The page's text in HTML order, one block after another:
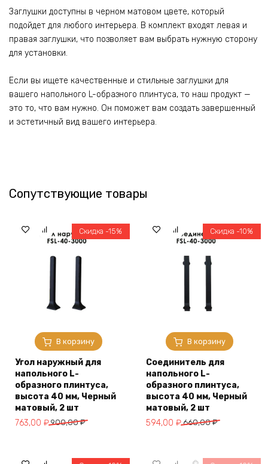
Заглушки доступны в черном матовом цвете, который
подойдет для любого интерьера. В комплект входят левая и
правая заглушки, что позволяет вам выбрать нужную сторону
для установки.
Если вы ищете качественные и стильные заглушки для
вашего напольного L-образного плинтуса, то наш продукт —
это то, что вам нужно. Он поможет вам создать завершенный
и эстетичный вид вашего интерьера.
Сопутствующие товары
В корзину
Скидка -15%
Угол наружный для
напольного L-
образного плинтуса,
высота 40 мм, Черный
матовый, 2 шт
900,00₽
Первоначальная
900,00 ₽.
763,00 ₽
Текущая
В корзину
Скидка -10%
Соединитель для
напольного L-
образного плинтуса,
высота 40 мм, Черный
матовый, 2 шт
660,00₽
Первоначальная
660,00 ₽.
594,00 ₽
Текущая